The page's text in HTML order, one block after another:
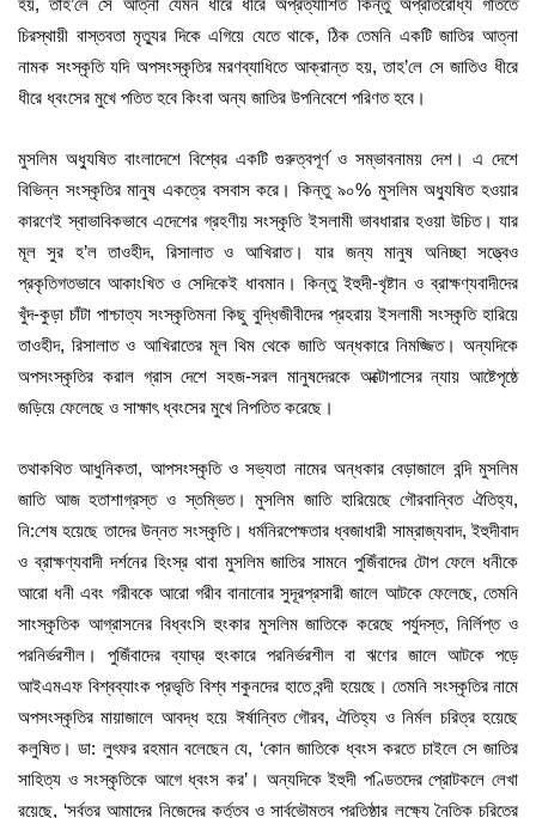
চিরস্থায়ী বাস্তবতা মৃত্যুর দিকে এগিয়ে যেতে থাকে, ঠিক তেমনি একটি জাতির আত্না
নামক সংস্কৃতি যদি অপসংস্কৃতির মরণব্যাধিতে আক্রান্ত হয়, তাহ’লে সে জাতিও ধীরে
ধীরে ধ্বংসের মুখে পতিত হবে কিংবা অন্য জাতির উপনিবেশে পরিণত হবে।
মুসলিম অধ্যুষিত বাংলাদেশে বিশ্বের একটি গুরুত্বপূর্ণ ও সম্ভাবনাময় দেশ। এ দেশে
বিভিন্ন সংস্কৃতির মানুষ একত্রে বসবাস করে। কিন্তু ৯০% মুসলিম অধ্যুষিত হওয়ার
কারণেই স্বাভাবিকভাবে এদেশের গ্রহণীয় সংস্কৃতি ইসলামী ভাবধারার হওয়া উচিত। যার
মূল সুর হ’ল তাওহীদ, রিসালাত ও আখিরাত। যার জন্য মানুষ অনিচ্ছা সত্ত্বেও
প্রকৃতিগতভাবে আকাংখিত ও সেদিকেই ধাবমান। কিন্তু ইহুদী-খৃষ্টান ও ব্রাক্ষণ্যবাদীদের
খুঁদ-কুড়া চাঁটা পাশ্চাত্য সংস্কৃতিমনা কিছু বুদ্ধিজীবীদের প্রহরায় ইসলামী সংস্কৃতি হারিয়ে
তাওহীদ, রিসালাত ও আখিরাতের মূল থিম থেকে জাতি অন্ধকারে নিমজ্জিত। অন্যদিকে
অপসংস্কৃতির করাল গ্রাস দেশে সহজ-সরল মানুষদেরকে অক্টোপাসের ন্যায় আষ্টেপৃষ্ঠে
জড়িয়ে ফেলেছে ও সাক্ষাৎ ধ্বংসের মুখে নিপতিত করেছে।
তথাকথিত আধুনিকতা, আপসংস্কৃতি ও সভ্যতা নামের অন্ধকার বেড়াজালে বন্দি মুসলিম
জাতি আজ হতাশাগ্রস্ত ও স্তম্ভিত। মুসলিম জাতি হারিয়েছে গৌরবান্বিত ঐতিহ্য,
নি:শেষ হয়েছে তাদের উন্নত সংস্কৃতি। ধর্মনিরপেক্ষতার ধ্বজাধারী সাম্রাজ্যবাদ, ইহুদীবাদ
ও ব্রাক্ষণ্যবাদী দর্শনের হিংস্র থাবা মুসলিম জাতির সামনে পুজিঁবাদের টোপ ফেলে ধনীকে
আরো ধনী এবং গরীবকে আরো গরীব বানানোর সুদূরপ্রসারী জালে আটকে ফেলেছে, তেমনি
সাংস্কৃতিক আগ্রাসনের বিধ্বংসি হুংকার মুসলিম জাতিকে করেছে পর্যুদস্ত, নির্লিপ্ত ও
পরনির্ভরশীল। পুজিঁবাদের ব্যাঘ্র হুংকারে পরনির্ভরশীল বা ঋণের জালে আটকে পড়ে
আইএমএফ বিশ্বব্যাংক প্রভৃতি বিশ্ব শকুনদের হাতে বন্দী হয়েছে। তেমনি সংস্কৃতির নামে
অপসংস্কৃতির মায়াজালে আবদ্ধ হয়ে ঈর্ষান্বিত গৌরব, ঐতিহ্য ও নির্মল চরিত্র হয়েছে
কলুষিত। ডা: লুৎফর রহমান বলেছেন যে, ‘কোন জাতিকে ধ্বংস করতে চাইলে সে জাতির
সাহিত্য ও সংস্কৃতিকে আগে ধ্বংস কর’। অন্যদিকে ইহুদী পণ্ডিতদের প্রোটকলে লেখা
রয়েছে, ‘সর্বত্র আমাদের নিজেদের কর্তৃত্ব ও সার্বভৌমত্ব প্রতিষ্ঠার লক্ষ্যে নৈতিক চরিত্রে